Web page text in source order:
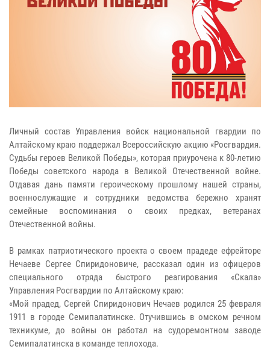
Личный состав Управления войск национальной гвардии по
Алтайскому краю поддержал Всероссийскую акцию «Росгвардия.
Судьбы героев Великой Победы», которая приурочена к 80-летию
Победы советского народа в Великой Отечественной войне.
Отдавая дань памяти героическому прошлому нашей страны,
военнослужащие и сотрудники ведомства бережно хранят
семейные воспоминания о своих предках, ветеранах
Отечественной войны.
В рамках патриотического проекта о своем прадеде ефрейторе
Нечаеве Сергее Спиридоновиче, рассказал один из офицеров
специального отряда быстрого реагирования «Скала»
Управления Росгвардии по Алтайскому краю:
«Мой прадед, Сергей Спиридонович Нечаев родился 25 февраля
1911 в городе Семипалатинске. Отучившись в омском речном
техникуме, до войны он работал на судоремонтном заводе
Семипалатинска в команде теплохода.